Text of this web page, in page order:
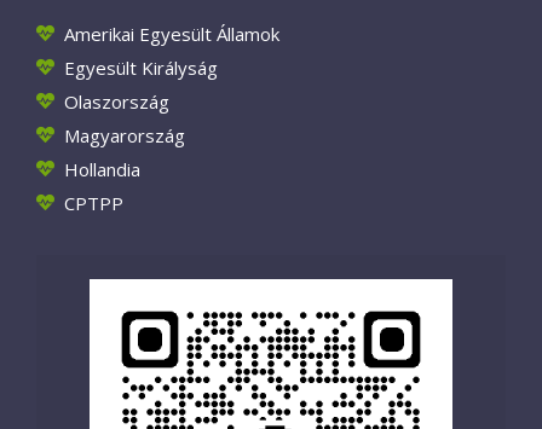
Amerikai Egyesült Államok
Egyesült Királyság
Olaszország
Magyarország
Hollandia
CPTPP